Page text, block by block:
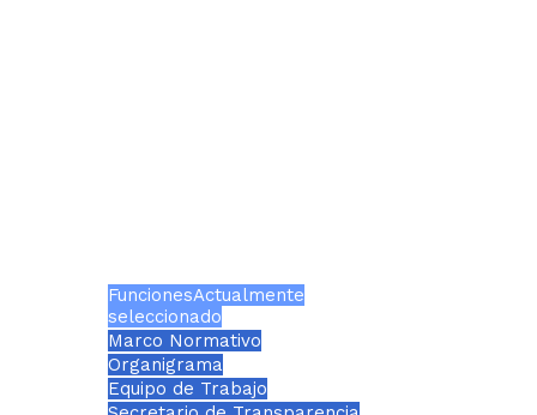
FuncionesActualmente
seleccionado
Marco Normativo
Organigrama
Equipo de Trabajo